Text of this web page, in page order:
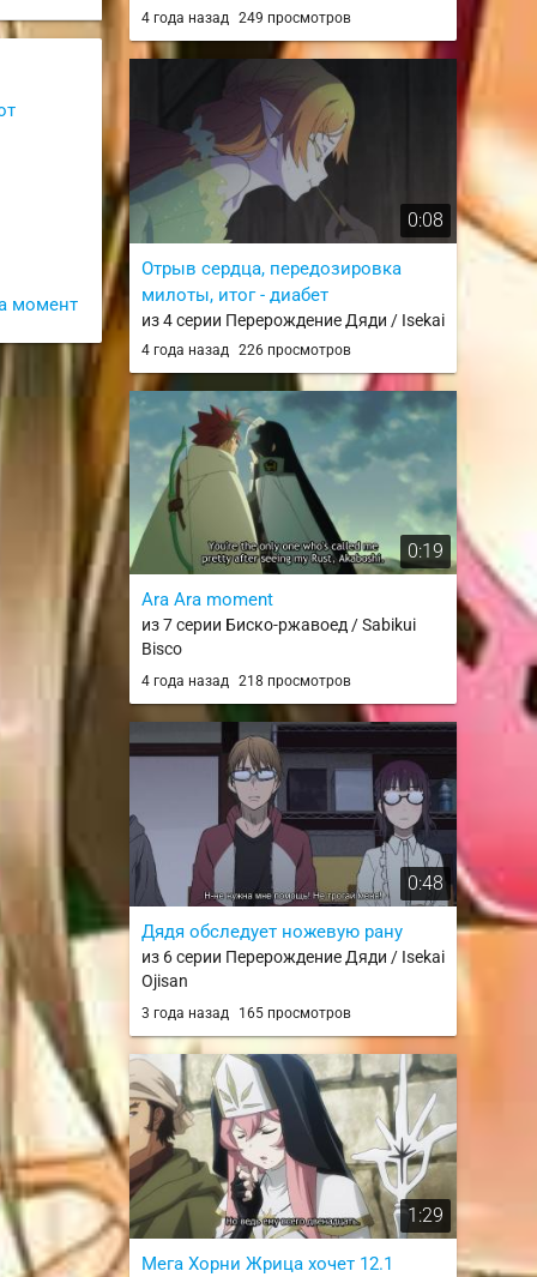
момент
Summertime Render
4 года назад 249 просмотров
0:08
Отрыв сердца, передозировка
милоты, итог - диабет
из 4 серии Перерождение Дяди / Isekai
Ojisan
4 года назад 226 просмотров
0:19
Ara Ara moment
из 7 серии Биско-ржавоед / Sabikui
Bisco
4 года назад 218 просмотров
0:48
Дядя обследует ножевую рану
из 6 серии Перерождение Дяди / Isekai
Ojisan
3 года назад 165 просмотров
1:29
Мега Хорни Жрица хочет 12.1